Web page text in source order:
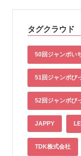
タグクラウド
50回ジャンボい
51回ジャンボび
52回ジャンボび
JAPPY
TDK株式会社